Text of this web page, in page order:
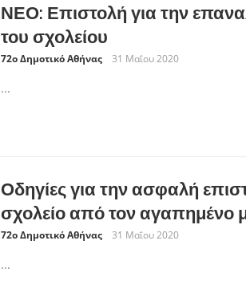
ΝΕΟ: Επιστολή για την
του σχολείου
72ο Δημοτικό Αθήνας 31 Μαΐου 2020
...
Οδηγίες για την ασφαλή
σχολείο από τον αγαπημένο
72ο Δημοτικό Αθήνας 31 Μαΐου 2020
...